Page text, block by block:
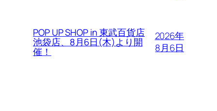
POP UP SHOP in 東武百貨店
池袋店、8月6日(木)より開
催！
2026年
8月6日